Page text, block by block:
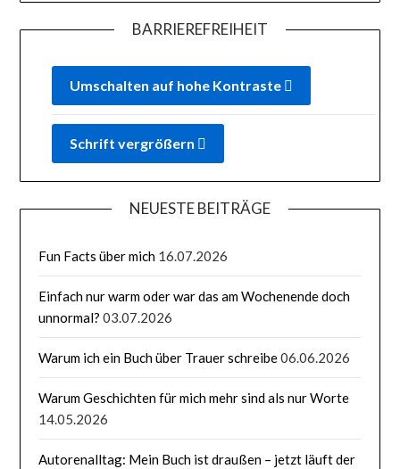
BARRIEREFREIHEIT
Umschalten auf hohe Kontraste
Schrift vergrößern
NEUESTE BEITRÄGE
Fun Facts über mich 16.07.2026
Einfach nur warm oder war das am Wochenende doch
unnormal? 03.07.2026
Warum ich ein Buch über Trauer schreibe06.06.2026
Warum Geschichten für mich mehr sind als nur Worte
14.05.2026
Autorenalltag: Mein Buch ist draußen – jetzt läuft der